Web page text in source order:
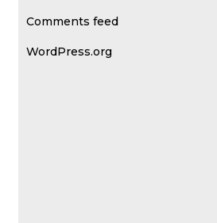
Comments feed
WordPress.org